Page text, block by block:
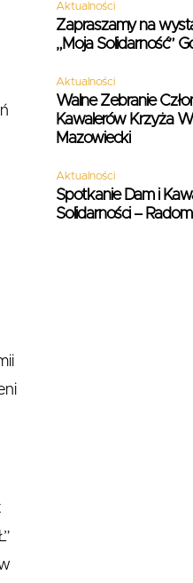
Aktualności
Zapraszamy na
„Moja Solidarność”
Aktualności
Walne Zebranie
Kawalerów Krzyża
Mazowiecki
Aktualności
Spotkanie Dam i
Solidarności –